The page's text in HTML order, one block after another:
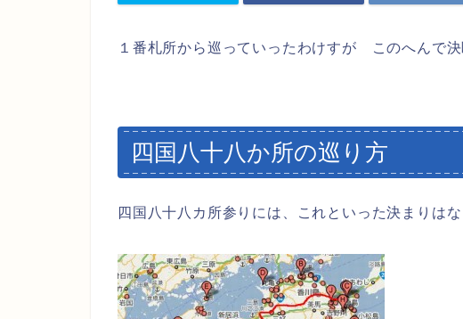
１番札所から巡っていったわけすが このへんで決
四国八十八か所の巡り方
四国八十八カ所参りには、これといった決まりは